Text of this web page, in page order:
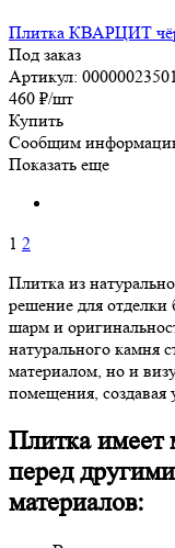
Плитка КВАРЦИТ
Под заказ
Артикул: 00000023501
460 ₽/шт
Купить
Сообщим
Показать еще
1 2
Плитка из
решение для отделки
шарм и
натурального камня
материалом, но и
помещения,
Плитка имеет
перед
материалов: